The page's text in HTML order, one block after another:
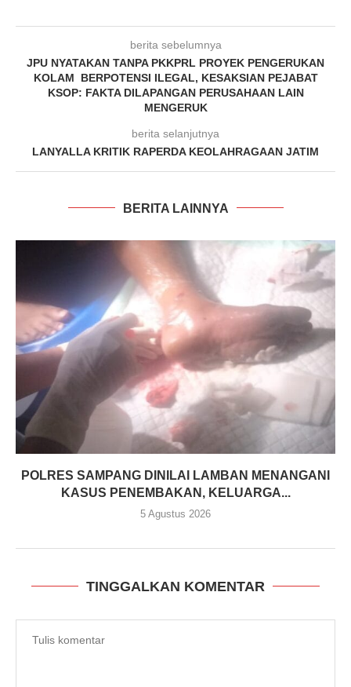
berita sebelumnya
JPU NYATAKAN TANPA PKKPRL PROYEK PENGERUKAN
KOLAM BERPOTENSI ILEGAL, KESAKSIAN PEJABAT
KSOP: FAKTA DILAPANGAN PERUSAHAAN LAIN
MENGERUK
berita selanjutnya
LANYALLA KRITIK RAPERDA KEOLAHRAGAAN JATIM
BERITA LAINNYA
POLRES SAMPANG DINILAI LAMBAN MENANGANI
KASUS PENEMBAKAN, KELUARGA...
5 Agustus 2026
TINGGALKAN KOMENTAR